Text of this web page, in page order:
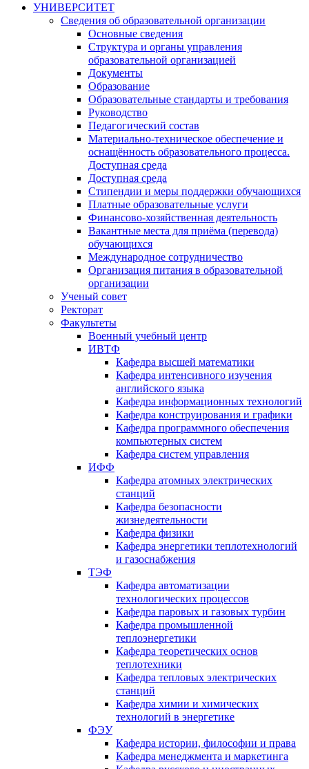
УНИВЕРСИТЕТ
Сведения об образовательной организации
Основные сведения
Структура и органы управления
образовательной организацией
Документы
Образование
Образовательные стандарты и требования
Руководство
Педагогический состав
Материально-техническое обеспечение и
оснащённость образовательного процесса.
Доступная среда
Доступная среда
Стипендии и меры поддержки обучающихся
Платные образовательные услуги
Финансово-хозяйственная деятельность
Вакантные места для приёма (перевода)
обучающихся
Международное сотрудничество
Организация питания в образовательной
организации
Ученый совет
Ректорат
Факультеты
Военный учебный центр
ИВТФ
Кафедра высшей математики
Кафедра интенсивного изучения
английского языка
Кафедра информационных технологий
Кафедра конструирования и графики
Кафедра программного обеспечения
компьютерных систем
Кафедра систем управления
ИФФ
Кафедра атомных электрических
станций
Кафедра безопасности
жизнедеятельности
Кафедра физики
Кафедра энергетики теплотехнологий
и газоснабжения
ТЭФ
Кафедра автоматизации
технологических процессов
Кафедра паровых и газовых турбин
Кафедра промышленной
теплоэнергетики
Кафедра теоретических основ
теплотехники
Кафедра тепловых электрических
станций
Кафедра химии и химических
технологий в энергетике
ФЭУ
Кафедра истории, философии и права
Кафедра менеджмента и маркетинга